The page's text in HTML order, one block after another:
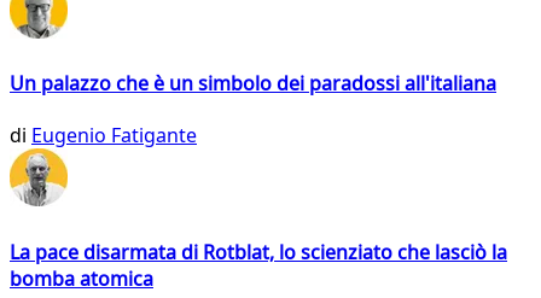
Un palazzo che è un simbolo dei paradossi all'italiana
di Eugenio Fatigante
La pace disarmata di Rotblat, lo scienziato che lasciò la
bomba atomica